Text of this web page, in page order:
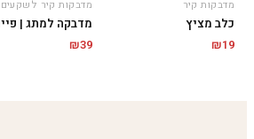
מדבקות קיר
כלב מציץ
₪19
מדבקות קיר לשקעים
מדבקה למתג |
₪39